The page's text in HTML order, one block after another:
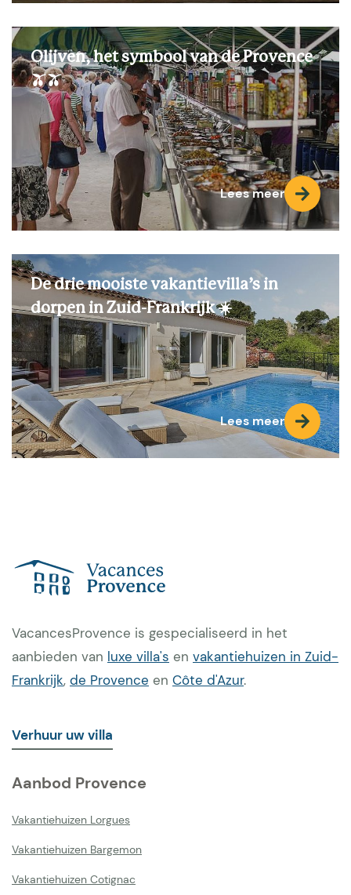
Olijven, het symbool van de Provence
🫒🫒
Lees meer
De drie mooiste vakantievilla’s in
dorpen in Zuid-Frankrijk ☀️
Lees meer
VacancesProvence is gespecialiseerd in het
aanbieden van luxe villa's en vakantiehuizen in Zuid-
Frankrijk, de Provence en Côte d'Azur.
Verhuur uw villa
Aanbod Provence
Vakantiehuizen Lorgues
Vakantiehuizen Bargemon
Vakantiehuizen Cotignac